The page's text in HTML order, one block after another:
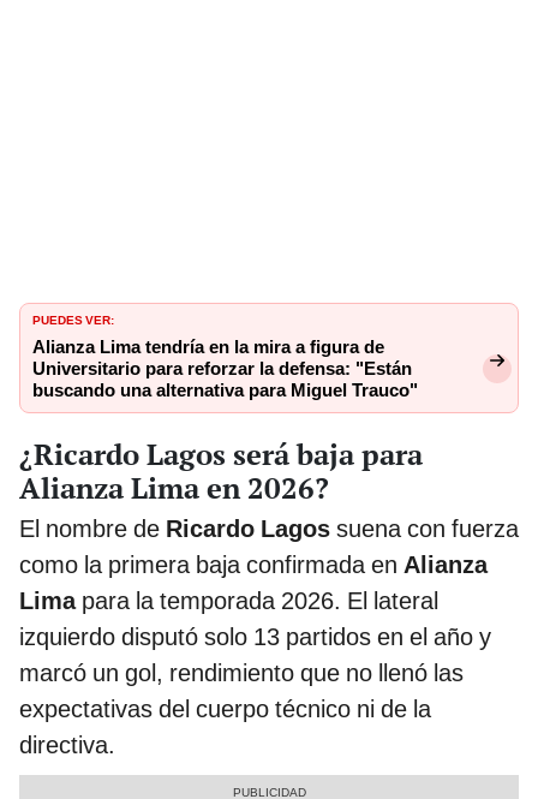
PUEDES VER:
Alianza Lima tendría en la mira a figura de
Universitario para reforzar la defensa: "Están
buscando una alternativa para Miguel Trauco"
¿Ricardo Lagos será baja para
Alianza Lima en 2026?
El nombre de Ricardo Lagos suena con fuerza
como la primera baja confirmada en Alianza
Limapara la temporada 2026. El lateral
izquierdo disputó solo 13 partidos en el año y
marcó un gol, rendimiento que no llenó las
expectativas del cuerpo técnico ni de la
directiva.